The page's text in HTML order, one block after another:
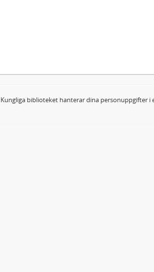
Kungliga biblioteket hanterar dina personuppgifter i